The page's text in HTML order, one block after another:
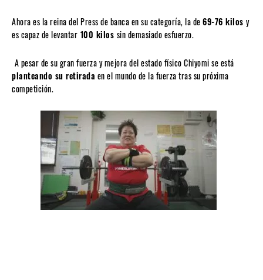
Ahora es la reina del Press de banca en su categoría, la de69-76 kilos y
es capaz de levantar 100 kilos sin demasiado esfuerzo.
A pesar de su gran fuerza y mejora del estado físico Chiyomi se está
planteando su retirada en el mundo de la fuerza tras su próxima
competición.